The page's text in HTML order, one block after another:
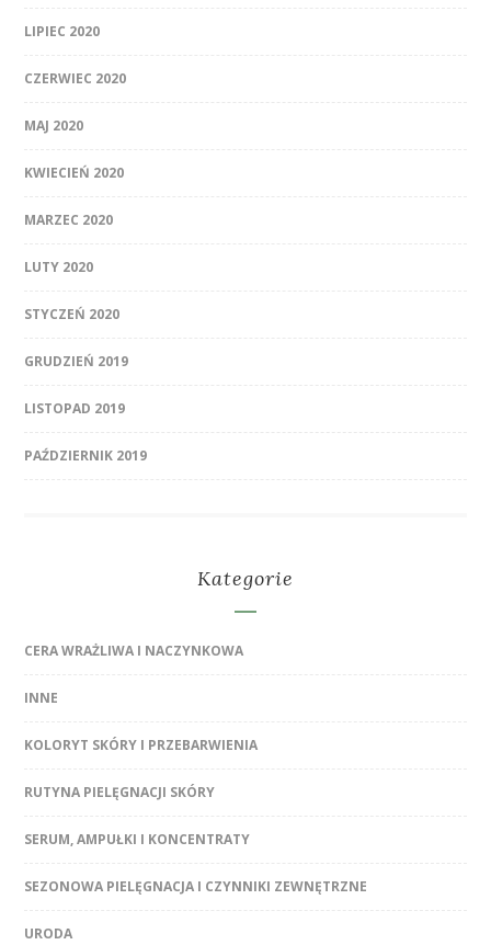
LIPIEC 2020
CZERWIEC 2020
MAJ 2020
KWIECIEŃ 2020
MARZEC 2020
LUTY 2020
STYCZEŃ 2020
GRUDZIEŃ 2019
LISTOPAD 2019
PAŹDZIERNIK 2019
Kategorie
CERA WRAŻLIWA I NACZYNKOWA
INNE
KOLORYT SKÓRY I PRZEBARWIENIA
RUTYNA PIELĘGNACJI SKÓRY
SERUM, AMPUŁKI I KONCENTRATY
SEZONOWA PIELĘGNACJA I CZYNNIKI ZEWNĘTRZNE
URODA